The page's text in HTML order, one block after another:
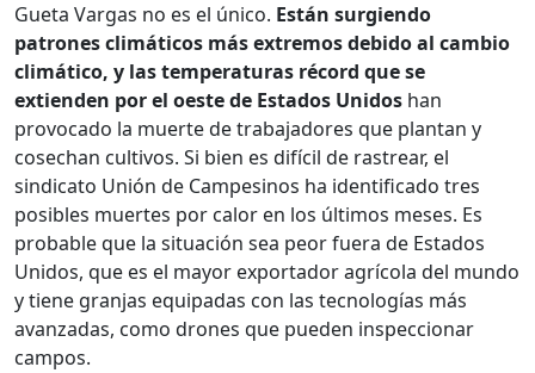
Gueta Vargas no es el único. Están surgiendo
patrones climáticos más extremos debido al cambio
climático, y las temperaturas récord que se
extienden por el oeste de Estados Unidos han
provocado la muerte de trabajadores que plantan y
cosechan cultivos. Si bien es difícil de rastrear, el
sindicato Unión de Campesinos ha identificado tres
posibles muertes por calor en los últimos meses. Es
probable que la situación sea peor fuera de Estados
Unidos, que es el mayor exportador agrícola del mundo
y tiene granjas equipadas con las tecnologías más
avanzadas, como drones que pueden inspeccionar
campos.